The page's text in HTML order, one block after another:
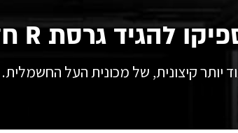
קיצונית, של מכונית העל החשמלית.